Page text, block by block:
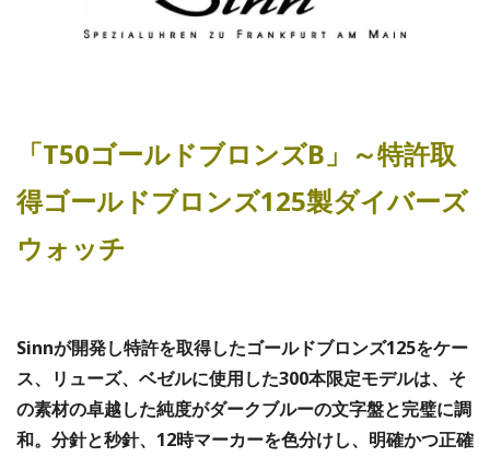
「T50ゴールドブロンズB」～特許取
得ゴールドブロンズ125製ダイバーズ
ウォッチ
Sinnが開発し特許を取得したゴールドブロンズ125をケー
ス、リューズ、ベゼルに使用した300本限定モデルは、そ
の素材の卓越した純度がダークブルーの文字盤と完璧に調
和。分針と秒針、12時マーカーを色分けし、明確かつ正確